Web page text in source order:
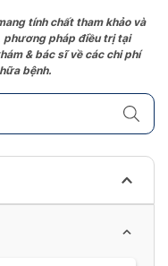
tính chất tham khảo và
phương pháp điều trị tại
& bác sĩ về các chi phí
bệnh.